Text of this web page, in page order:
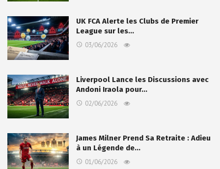
UK FCA Alerte les Clubs de Premier
League sur les…
03/06/2026
Liverpool Lance les Discussions avec
Andoni Iraola pour…
02/06/2026
James Milner Prend Sa Retraite : Adieu
à un Légende de…
01/06/2026